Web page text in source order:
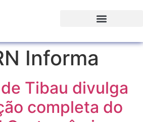
Informa
Tibau divulga
completa do